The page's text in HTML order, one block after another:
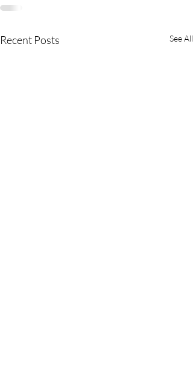
Recent Posts See All